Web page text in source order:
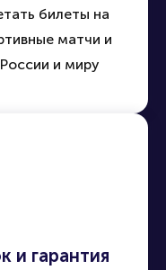
билеты на
матчи и
и миру
и гарантия